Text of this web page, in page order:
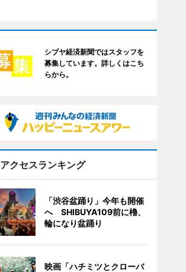
シブヤ経済新聞ではスタッフを
募集しています。詳しくはこち
らから。
アクセスランキング
「渋谷盆踊り」今年も開催
へ SHIBUYA109前に櫓、
輪になり盆踊り
映画「ハチミツとクローバ